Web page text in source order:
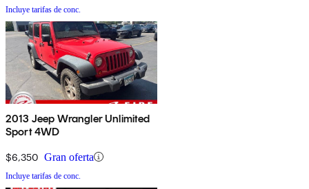
Incluye tarifas de conc.
2013 Jeep Wrangler Unlimited
Sport 4WD
$6,350 Gran oferta
Incluye tarifas de conc.